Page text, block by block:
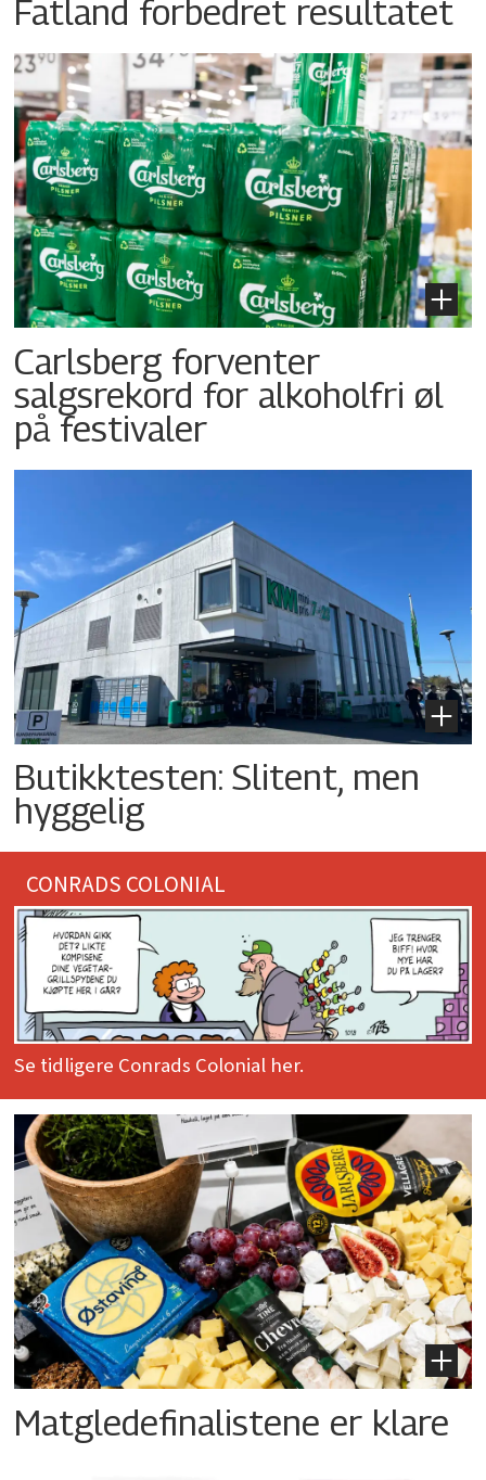
Fatland forbedret resultatet
Carlsberg forventer
salgsrekord for alkoholfri øl
på festivaler
Butikktesten: Slitent, men
hyggelig
CONRADS COLONIAL
Se tidligere Conrads Colonial her.
Matgledefinalistene er klare